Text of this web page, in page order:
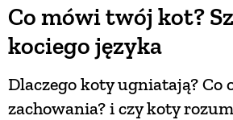
Co mówi twój kot?
kociego języka
Dlaczego koty ugniatają? Co
zachowania? i czy koty
PORADY
ZIELEŃ W